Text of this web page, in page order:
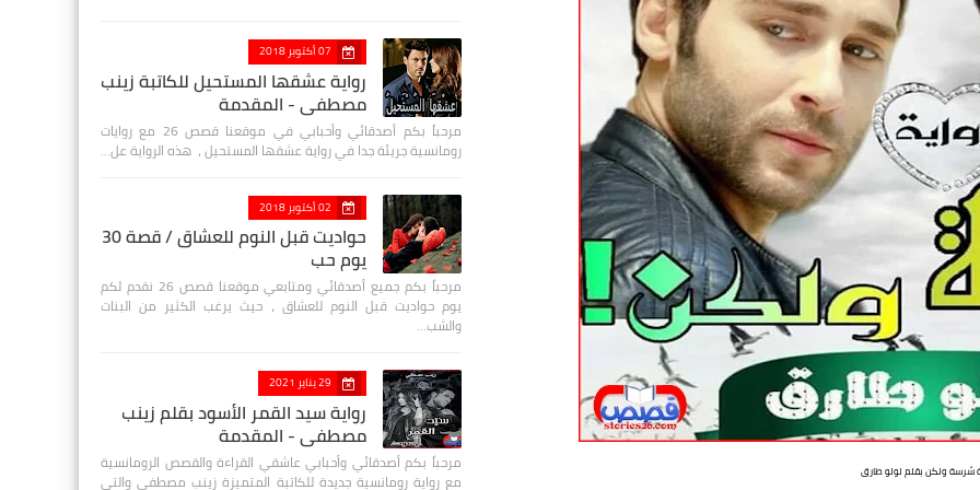
شرسة ولكن بقلم لولو طارق
07 أكتوبر 2018
رواية عشقها المستحيل للكاتبة زينب
مصطفي - المقدمة
مرحباً بكم أصدقائي وأحبابي في موقعنا قصص 26 مع روايات
رومانسية جريئة جدا في رواية عشقها المستحيل ، هذه الرواية عل…
02 أكتوبر 2018
حواديت قبل النوم للعشاق / قصة 30
يوم حب
مرحباً بكم جميع أصدقائي ومتابعي موقعنا قصص 26 نقدم لكم
يوم حواديت قبل النوم للعشاق ، حيث يرغب الكثير من البنات
والشب…
29 يناير 2021
رواية سيد القمر الأسود بقلم زينب
مصطفي - المقدمة
مرحباً بكم أصدقائي وأحبابي عاشقي القراءة والقصص الرومانسية
مع رواية رومانسية جديدة للكاتبة المتميزة زينب مصطفى والتي